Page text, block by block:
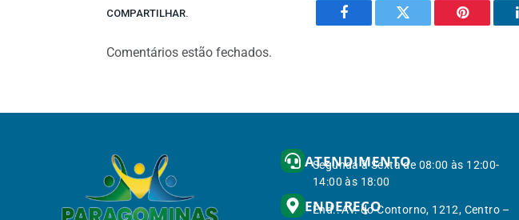
COMPARTILHAR.
Facebook Twitter Pinterest
Comentários estão fechados.
ATENDIMENTO
Segunda à Sexta de 08:00 às 12:00-
14:00 às 18:00
ENDEREÇO
End.: Av. do Contorno, 1212, Centro –